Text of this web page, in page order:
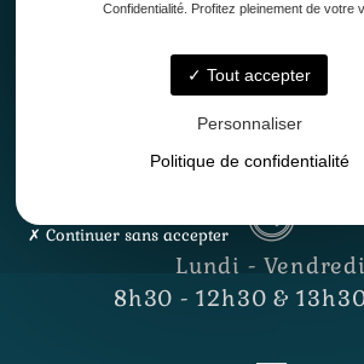
33127 Saint-Jean-
Lundi - Vendredi
8h30 - 12h30 &
Confidentialité. Profitez pleinement de votre
Tout accepter
Personnaliser
Politique de confidentialité
Continuer sans accepter